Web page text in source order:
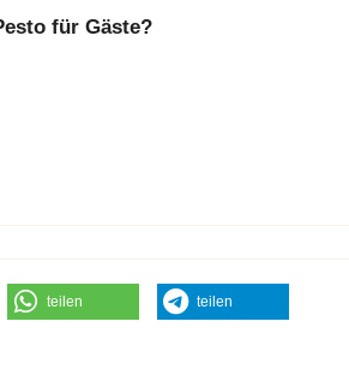
für Gäste?
teilen teilen